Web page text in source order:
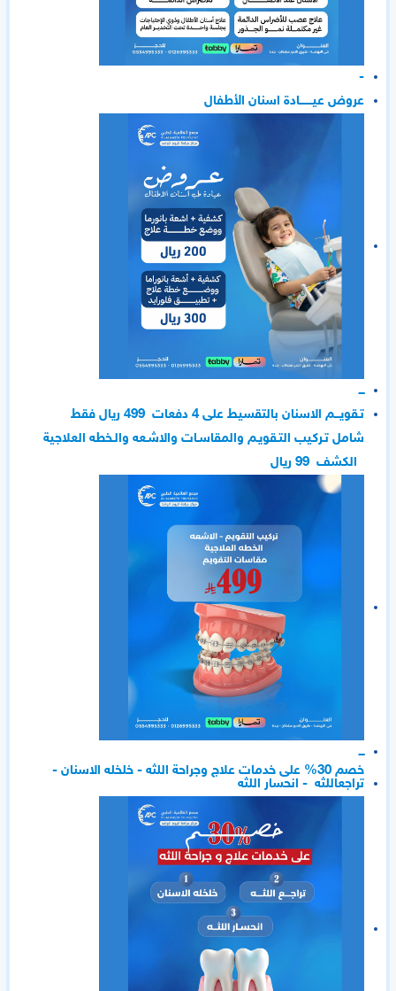
-
عروض عيـــــــادة اسنان الأطفال
ـــ
تـقويـــم الاسنان بالتقسيط على 4 دفعات
499 ريال فقط
شامل تـركيب التـقويـم والمقاسـات والاشـعه والـخطه العلاجية
الكشف 99 ريال
ـــ
خصم 30% على خدمات علاج وجراحة اللثه - خلخله الاسنان -
تراجعاللثه - انحسار اللثه